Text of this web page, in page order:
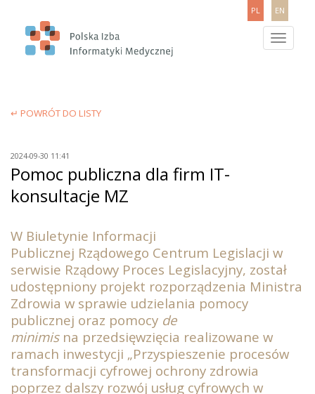
PL EN
Toggle
↵ POWRÓT DO LISTY
2024-09-30 11:41
Pomoc publiczna dla firm IT-
konsultacje MZ
W Biuletynie Informacji
Publicznej Rządowego Centrum Legislacji w
serwisie Rządowy Proces Legislacyjny, został
udostępniony projekt rozporządzenia Ministra
Zdrowia w sprawie udzielania pomocy
publicznej oraz pomocy de
minimis na przedsięwzięcia realizowane w
ramach inwestycji „Przyspieszenie procesów
transformacji cyfrowej ochrony zdrowia
poprzez dalszy rozwój usług cyfrowych w